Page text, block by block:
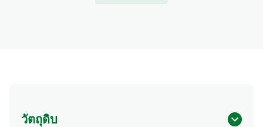
วัตถุดิบ